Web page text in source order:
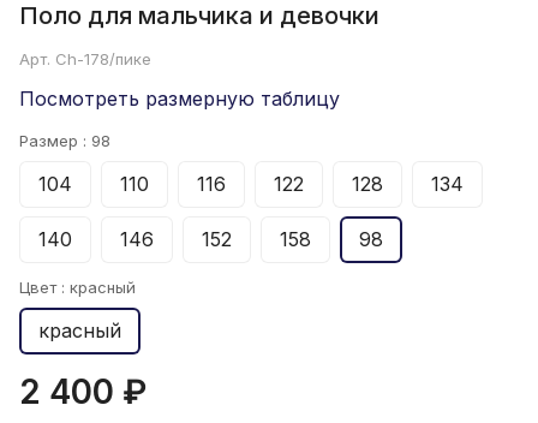
Поло для мальчика и девочки
Арт. Ch-178/пике
Посмотреть размерную таблицу
Размер : 98
104 110 116 122 128 134
140 146 152 158 98
Цвет : красный
красный
2 400 ₽